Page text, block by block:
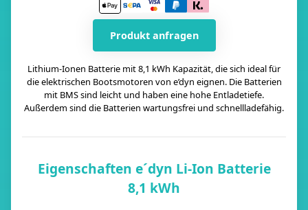
Produkt anfragen
Lithium-Ionen Batterie mit 8,1 kWh Kapazität, die sich ideal für
die elektrischen Bootsmotoren von e’dyn eignen. Die Batterien
mit BMS sind leicht und haben eine hohe Entladetiefe.
Außerdem sind die Batterien wartungsfrei und schnellladefähig.
Eigenschaften e´dyn Li-Ion Batterie
8,1 kWh